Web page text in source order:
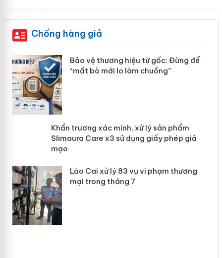
Chống hàng giả
Bảo vệ thương hiệu từ gốc: Đừng để
“mất bò mới lo làm chuồng”
Khẩn trương xác minh, xử lý sản phẩm
Slimaura Care x3 sử dụng giấy phép